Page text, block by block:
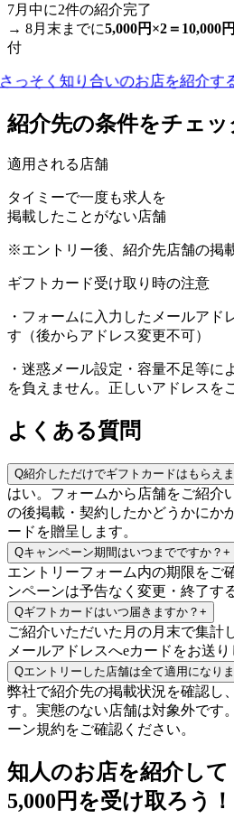
7月中に2件の紹介完了
→ 8月末までに5,000円×2＝10,000
付
さっそく知り合いのお店を紹介す
紹介先の条件をチェッ
適用される店舗
タイミーで一度も求人を
掲載したことがない店舗
※エントリー後、紹介先店舗の掲
ギフトカード受け取り時の注意
・フォームに入力したメールアド
す（後からアドレス変更不可）
・迷惑メール設定・容量不足等に
を負えません。正しいアドレスを
よくある質問
Q紹介しただけでギフトカードはもらえ
はい。フォームから店舗をご紹介
の後掲載・契約したかどうかにか
ードを贈呈します。
Qキャンペーン期間はいつまでですか？ +
エントリーフォーム内の期限をご
ンペーンは予告なく変更・終了す
Qギフトカードはいつ届きますか？ +
ご紹介いただいた月の月末で集計
メールアドレスへeカードをお送り
Qエントリーした店舗は全て適用になり
弊社で紹介先の掲載状況を確認し
す。実態のない店舗は対象外です
ーン規約をご確認ください。
知人のお店を紹介して
5,000円を受け取ろう！